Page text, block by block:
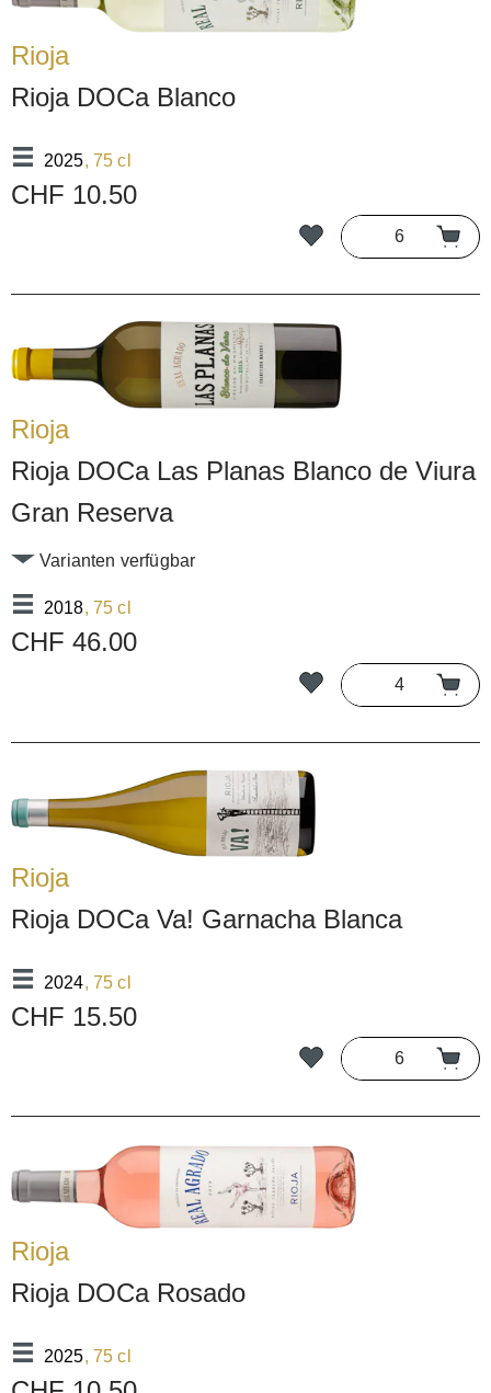
Rioja
Rioja DOCa Blanco
2025, 75 cl
CHF 10.50
Rioja
Rioja DOCa Las Planas Blanco de Viura
Gran Reserva
2018, 75 cl
Varianten verfügbar
CHF 46.00
Rioja
Rioja DOCa Va! Garnacha Blanca
2024, 75 cl
CHF 15.50
Rioja
Rioja DOCa Rosado
2025, 75 cl